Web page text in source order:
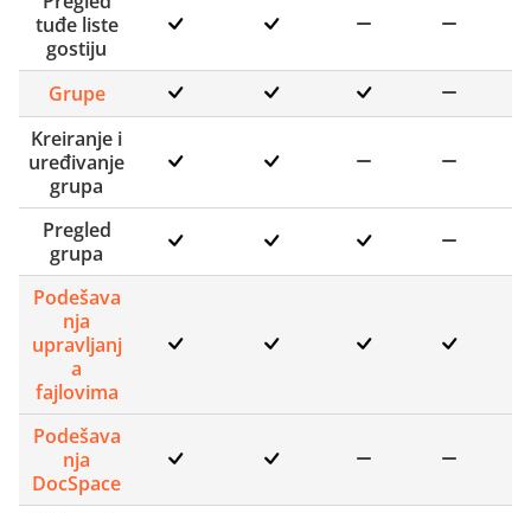
tuđe liste
gostiju
Grupe
Kreiranje i
uređivanje
grupa
Pregled
grupa
Podešava
nja
upravljanj
a
fajlovima
Podešava
nja
DocSpace